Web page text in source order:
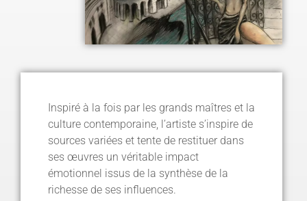
Inspiré à la fois par les grands maîtres et la
culture contemporaine, l’artiste s’inspire de
sources variées et tente de restituer dans
ses œuvres un véritable impact
émotionnel issus de la synthèse de la
richesse de ses influences.